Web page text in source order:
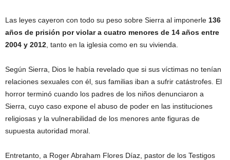
Las leyes cayeron con todo su peso sobre Sierra al imponerle 136
años de prisión por violar a cuatro menores de 14 años entre
2004 y 2012 , tanto en la iglesia como en su vivienda.
Según Sierra, Dios le había revelado que si sus víctimas no tenían
relaciones sexuales con él, sus familias iban a sufrir catástrofes. El
horror terminó cuando los padres de los niños denunciaron a
Sierra, cuyo caso expone el abuso de poder en las instituciones
religiosas y la vulnerabilidad de los menores ante figuras de
supuesta autoridad moral.
Entretanto, a Roger Abraham Flores Díaz, pastor de los Testigos